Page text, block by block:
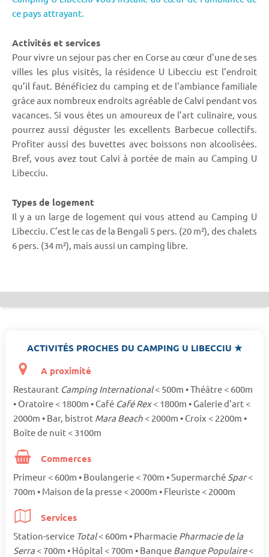
ce pays attrayant.
Activités et services
Pour vivre un sejour pas cher en Corse au cœur d'une de ses
villes les plus visités, la résidence U Libecciu est l’endroit
qu’il faut. Bénéficiez du camping et de l'ambiance familiale
grâce aux nombreux endroits agréable de Calvi pendant vos
vacances. Si vous êtes un amoureux de l’art culinaire, vous
pourrez aussi déguster les excellents Barbecue collectifs.
Profiter aussi des buvettes avec boissons non alcoolisées.
Bref, vous avez tout Calvi à portée de main au Camping U
Libecciu.
Types de logement
Il y a un large de logement qui vous attend au Camping U
Libecciu. C’est le cas de la Bengali 5 pers. (20 m²), des chalets
6 pers. (34 m²), mais aussi un camping libre.
ACTIVITÉS PROCHES DU CAMPING U LIBECCIU ★
A proximité
Restaurant Camping International< 500m • Théâtre < 600m
• Oratoire < 1800m • Café Café Rex< 1800m • Galerie d'art <
2000m • Bar, bistrot Mara Beach < 2000m • Croix < 2200m •
Boîte de nuit < 3100m
Commerces
Primeur < 600m • Boulangerie < 700m • Supermarché Spar<
700m • Maison de la presse < 2000m • Fleuriste < 2000m
Services
Station-service Total< 600m • Pharmacie Pharmacie de la
Serra < 700m • Hôpital < 700m • Banque Banque Populaire<